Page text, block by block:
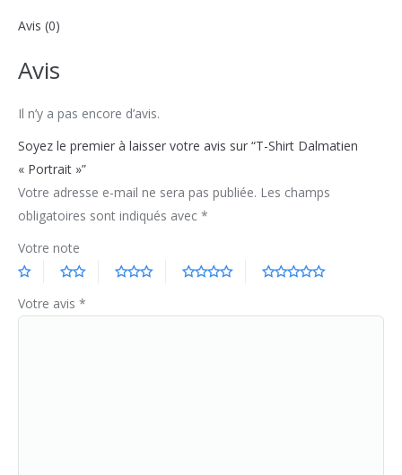
Avis (0)
Avis
Il n’y a pas encore d’avis.
Soyez le premier à laisser votre avis sur “T-Shirt Dalmatien
« Portrait »”
Votre adresse e-mail ne sera pas publiée. Les champs
obligatoires sont indiqués avec *
Votre note
Votre avis *